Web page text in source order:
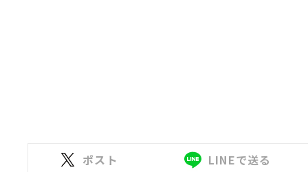
ポスト LINEで送る